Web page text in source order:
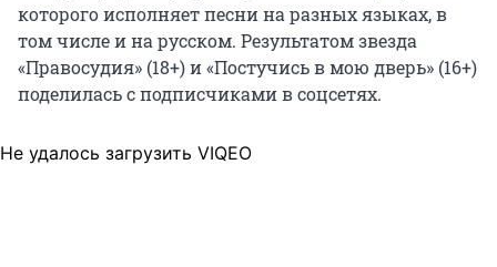
которого исполняет песни на разных языках, в
том числе и на русском. Результатом звезда
«Правосудия» (18+) и «Постучись в мою дверь» (16+)
поделилась с подписчиками в соцсетях.
Не удалось загрузить VIQEO